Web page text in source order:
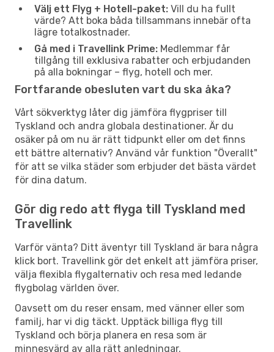
Välj ett Flyg + Hotell-paket: Vill du ha fullt
värde? Att boka båda tillsammans innebär ofta
lägre totalkostnader.
Gå med i Travellink Prime: Medlemmar får
tillgång till exklusiva rabatter och erbjudanden
på alla bokningar – flyg, hotell och mer.
Fortfarande obesluten vart du ska åka?
Vårt sökverktyg låter dig jämföra flygpriser till
Tyskland och andra globala destinationer. Är du
osäker på om nu är rätt tidpunkt eller om det finns
ett bättre alternativ? Använd vår funktion "Överallt"
för att se vilka städer som erbjuder det bästa värdet
för dina datum.
Gör dig redo att flyga till Tyskland med
Travellink
Varför vänta? Ditt äventyr till Tyskland är bara några
klick bort. Travellink gör det enkelt att jämföra priser,
välja flexibla flygalternativ och resa med ledande
flygbolag världen över.
Oavsett om du reser ensam, med vänner eller som
familj, har vi dig täckt. Upptäck billiga flyg till
Tyskland och börja planera en resa som är
minnesvärd av alla rätt anledningar.